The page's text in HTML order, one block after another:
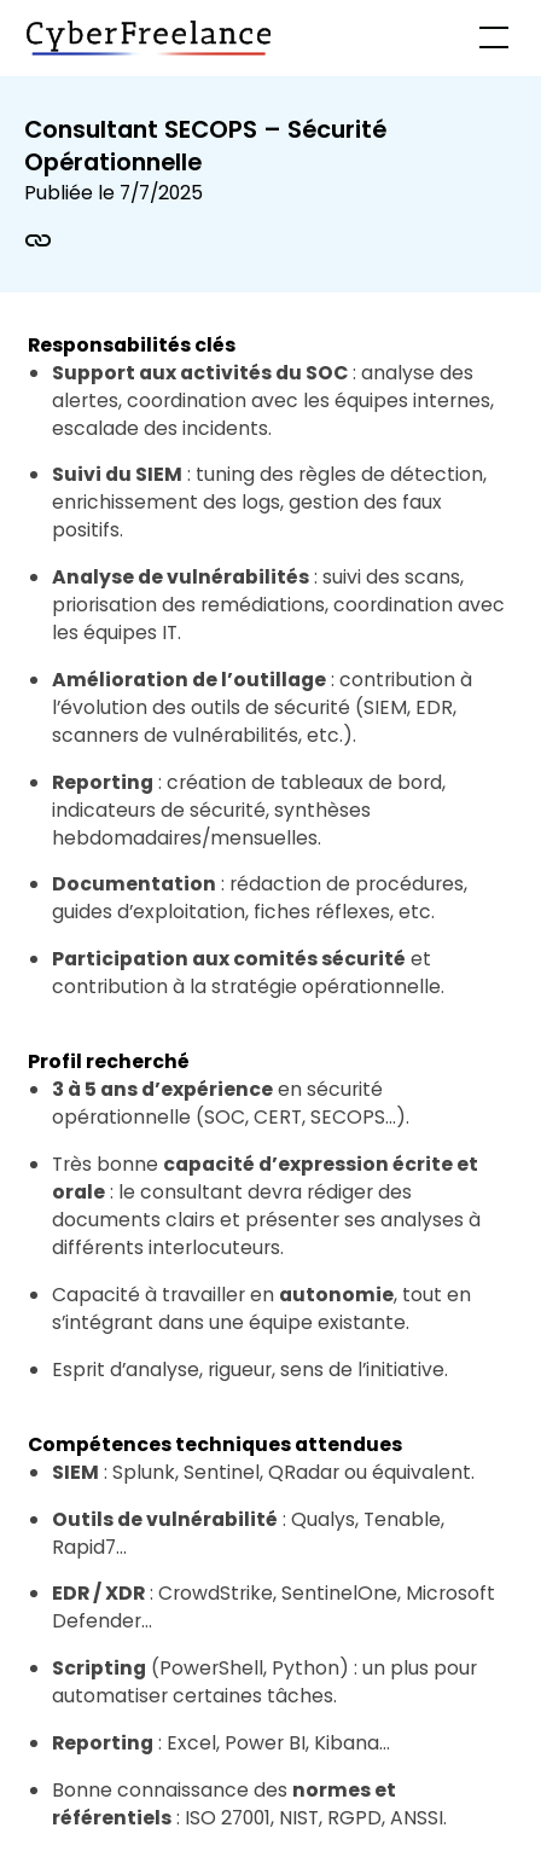
Consultant SECOPS – Sécurité
Opérationnelle
Publiée le 7/7/2025
Responsabilités clés
Support aux activités du SOC: analyse des
alertes, coordination avec les équipes internes,
escalade des incidents.
Suivi du SIEM : tuning des règles de détection,
enrichissement des logs, gestion des faux
positifs.
Analyse de vulnérabilités: suivi des scans,
priorisation des remédiations, coordination avec
les équipes IT.
Amélioration de l’outillage: contribution à
l’évolution des outils de sécurité (SIEM, EDR,
scanners de vulnérabilités, etc.).
Reporting : création de tableaux de bord,
indicateurs de sécurité, synthèses
hebdomadaires/mensuelles.
Documentation : rédaction de procédures,
guides d’exploitation, fiches réflexes, etc.
Participation aux comités sécurité et
contribution à la stratégie opérationnelle.
Profil recherché
3 à 5 ans d’expérienceen sécurité
opérationnelle (SOC, CERT, SECOPS…).
Très bonne capacité d’expression écrite et
orale: le consultant devra rédiger des
documents clairs et présenter ses analyses à
différents interlocuteurs.
Capacité à travailler en autonomie, tout en
s’intégrant dans une équipe existante.
Esprit d’analyse, rigueur, sens de l’initiative.
Compétences techniques attendues
SIEM : Splunk, Sentinel, QRadar ou équivalent.
Outils de vulnérabilité : Qualys, Tenable,
Rapid7…
EDR / XDR: CrowdStrike, SentinelOne, Microsoft
Defender…
Scripting (PowerShell, Python) : un plus pour
automatiser certaines tâches.
Reporting : Excel, Power BI, Kibana…
Bonne connaissance des normes et
référentiels: ISO 27001, NIST, RGPD, ANSSI.